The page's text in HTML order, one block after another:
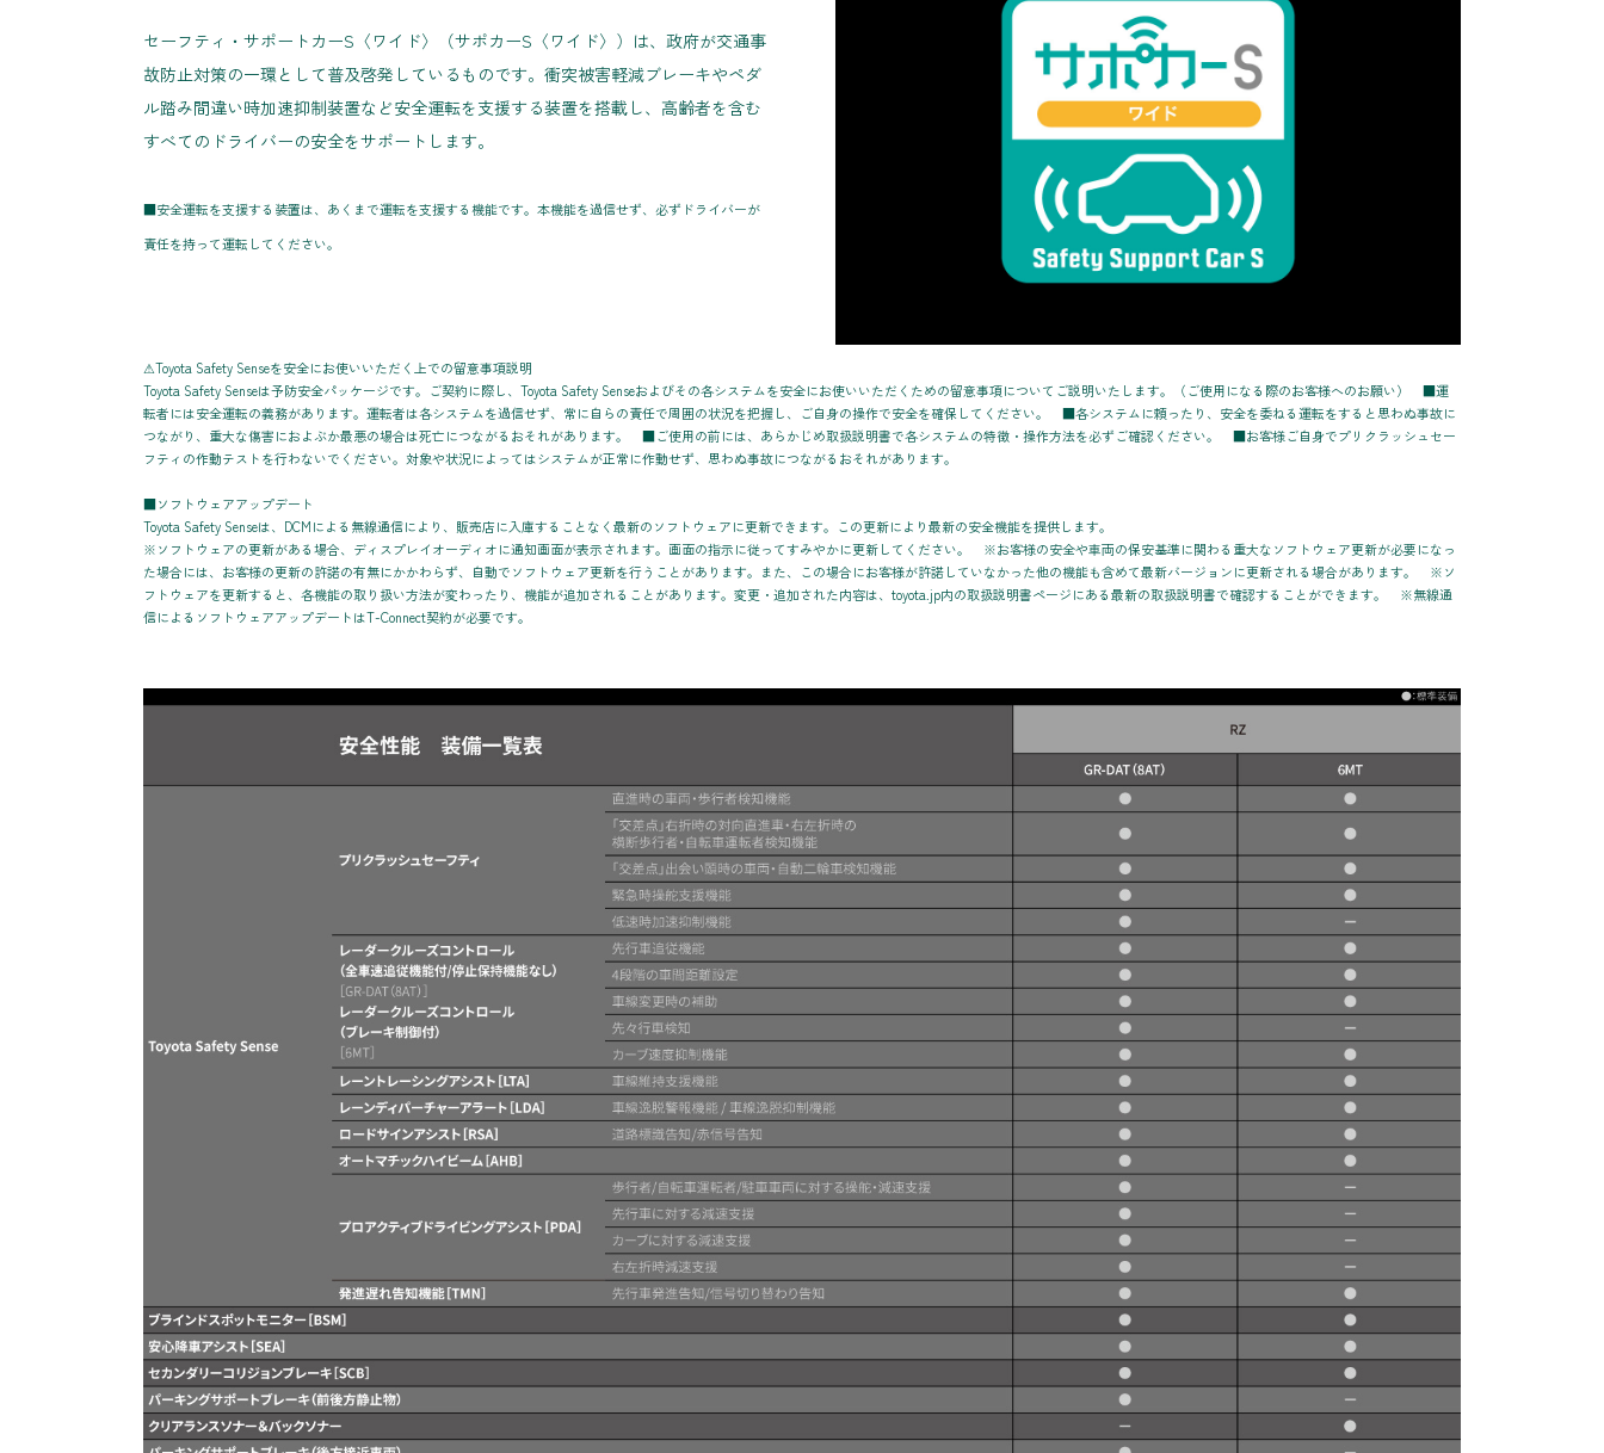
セーフティ・サポートカーS〈ワイド〉（サポカーS〈ワイド〉）は、政府が交通事
故防止対策の一環として普及啓発しているものです。衝突被害軽減ブレーキやペダ
ル踏み間違い時加速抑制装置など安全運転を支援する装置を搭載し、高齢者を含む
すべてのドライバーの安全をサポートします。
■安全運転を支援する装置は、あくまで運転を支援する機能です。本機能を過信せず、必ずドライバーが
責任を持って運転してください。
⚠Toyota Safety Senseを安全にお使いいただく上での留意事項説明
Toyota Safety Senseは予防安全パッケージです。ご契約に際し、Toyota Safety Senseおよびその各システムを安全にお使いいただくための留意事項についてご説明いたします。（ご使用になる際のお客様へのお願い） ■運
転者には安全運転の義務があります。運転者は各システムを過信せず、常に自らの責任で周囲の状況を把握し、ご自身の操作で安全を確保してください。 ■各システムに頼ったり、安全を委ねる運転をすると思わぬ事故に
つながり、重大な傷害におよぶか最悪の場合は死亡につながるおそれがあります。 ■ご使用の前には、あらかじめ取扱説明書で各システムの特徴・操作方法を必ずご確認ください。 ■お客様ご自身でプリクラッシュセー
フティの作動テストを行わないでください。対象や状況によってはシステムが正常に作動せず、思わぬ事故につながるおそれがあります。
■ソフトウェアアップデート
Toyota Safety Senseは、DCMによる無線通信により、販売店に入庫することなく最新のソフトウェアに更新できます。この更新により最新の安全機能を提供します。
※ソフトウェアの更新がある場合、ディスプレイオーディオに通知画面が表示されます。画面の指示に従ってすみやかに更新してください。 ※お客様の安全や車両の保安基準に関わる重大なソフトウェア更新が必要になっ
た場合には、お客様の更新の許諾の有無にかかわらず、自動でソフトウェア更新を行うことがあります。また、この場合にお客様が許諾していなかった他の機能も含めて最新バージョンに更新される場合があります。 ※ソ
フトウェアを更新すると、各機能の取り扱い方法が変わったり、機能が追加されることがあります。変更・追加された内容は、toyota.jp内の取扱説明書ページにある最新の取扱説明書で確認することができます。 ※無線通
信によるソフトウェアアップデートはT-Connect契約が必要です。